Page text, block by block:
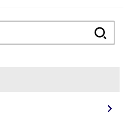
索: